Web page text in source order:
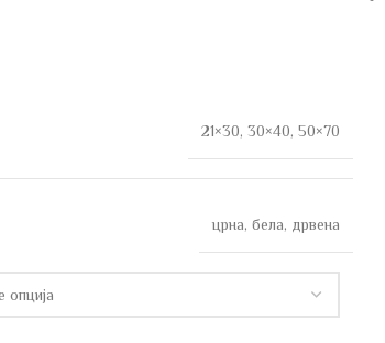
21×30, 30×40, 50×70
црна, бела, дрвена